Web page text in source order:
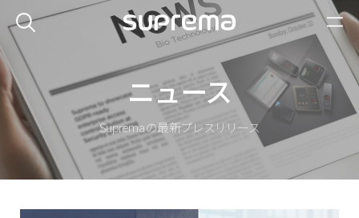
ニュース
Suprema の最新プレスリリース